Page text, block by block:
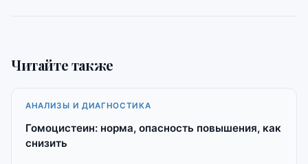
Читайте также
АНАЛИЗЫ И ДИАГНОСТИКА
Гомоцистеин: норма, опасность повышения, как
снизить